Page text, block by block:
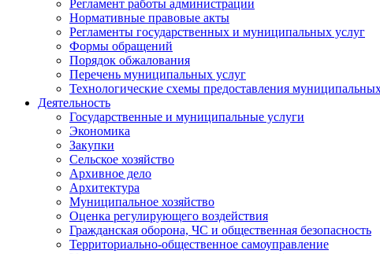
Регламент работы администрации
Нормативные правовые акты
Регламенты государственных и муниципальных услуг
Формы обращений
Порядок обжалования
Перечень муниципальных услуг
Технологические схемы предоставления
Деятельность
Государственные и муниципальные услуги
Экономика
Закупки
Сельское хозяйство
Архивное дело
Архитектура
Муниципальное хозяйство
Оценка регулирующего воздействия
Гражданская оборона, ЧС и общественная безопасность
Территориально-общественное самоуправление